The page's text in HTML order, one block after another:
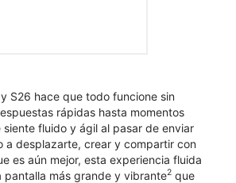
S26 hace que todo funcione sin
rápidas hasta momentos
fluido y ágil al pasar de enviar
a desplazarte, crear y compartir con
es aún mejor, esta experiencia fluida
pantalla más grande y vibrante2 que